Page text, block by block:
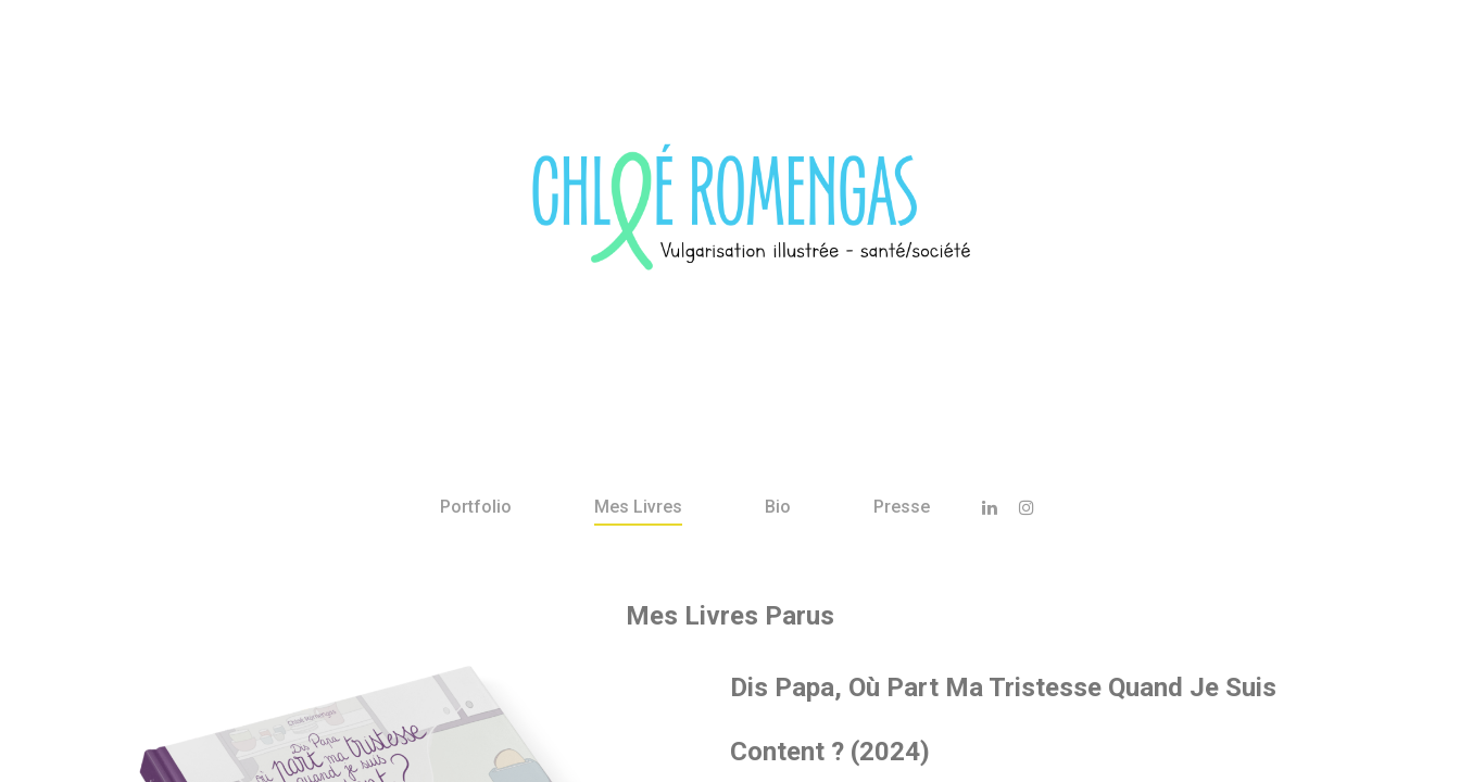
Portfolio Mes Livres Bio Presse
Mes Livres Parus
Dis Papa, Où Part Ma Tristesse Quand Je Suis
Content ? (2024)